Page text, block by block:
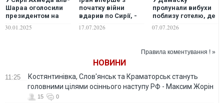
Шараа оголосили
президентом на
періоду
30.01.2025
початку війни
вдарив по Сирії, -
17.07.2026
пролунали вибухи
поблизу готелю, де
07.07.2026
Правила коментування ! »
НОВИНИ
11:25
Костянтинівка, Слов'янськ та Краматорськ стануть
головними цілями осіннього наступу РФ - Максим Жорін
15 0